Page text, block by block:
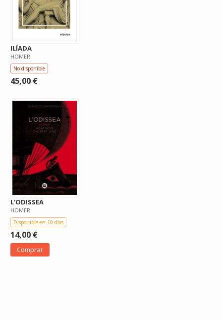
ILÍADA
HOMER
No disponible
45,00 €
L'ODISSEA
HOMER
Disponible en 10 días
14,00 €
Comprar